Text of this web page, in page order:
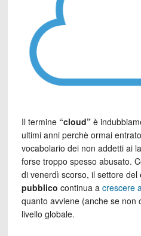
Il termine “cloud”è
ultimi anni perchè ormai
vocabolario dei non addetti ai
forse troppo spesso abusato.
di venerdì scorso, il settore del
pubblico continua a crescere
quanto avviene (anche se non
livello globale.